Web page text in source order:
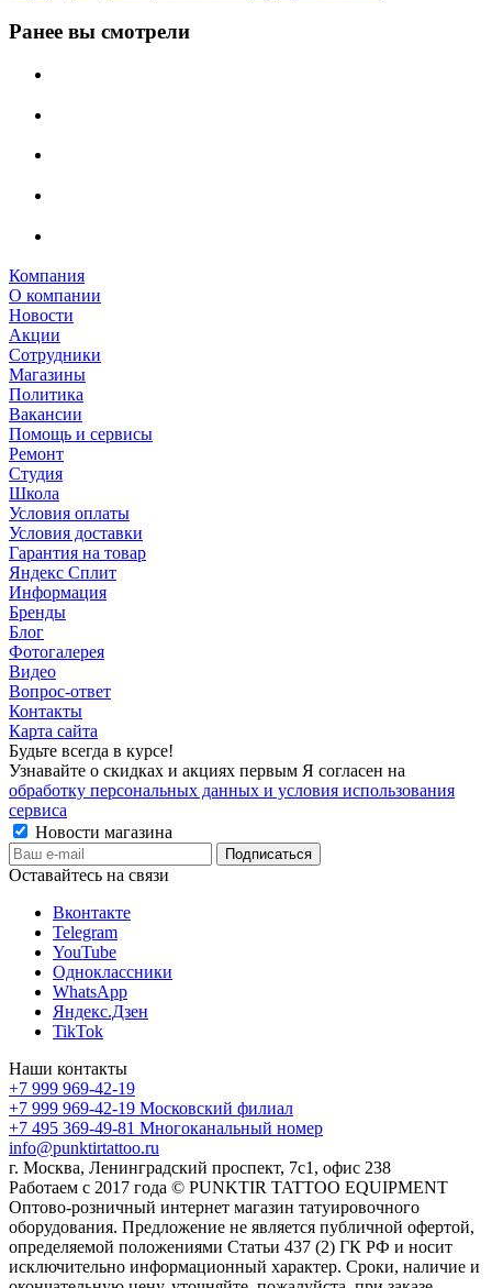
Ранее вы смотрели
Компания
О компании
Новости
Акции
Сотрудники
Магазины
Политика
Вакансии
Помощь и сервисы
Ремонт
Студия
Школа
Условия оплаты
Условия доставки
Гарантия на товар
Яндекс Сплит
Информация
Бренды
Блог
Фотогалерея
Видео
Вопрос-ответ
Контакты
Карта сайта
Будьте всегда в курсе!
Узнавайте о скидках и акциях первым Я согласен на
обработку персональных данных и условия использования
сервиса
Новости магазина
Оставайтесь на связи
Вконтакте
Telegram
YouTube
Одноклассники
WhatsApp
Яндекс.Дзен
TikTok
Наши контакты
+7 999 969-42-19
+7 999 969-42-19 Московский филиал
+7 495 369-49-81 Многоканальный номер
info@punktirtattoo.ru
г. Москва, Ленинградский проспект, 7с1, офис 238
Работаем с 2017 года © PUNKTIR TATTOO EQUIPMENT
Оптово-розничный интернет магазин татуировочного
оборудования. Предложение не является публичной офертой,
определяемой положениями Статьи 437 (2) ГК РФ и носит
исключительно информационный характер. Сроки, наличие и